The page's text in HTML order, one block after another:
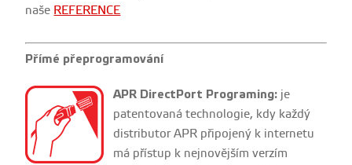
naše REFERENCE
Přímé přeprogramování
APR DirectPort Programing: je
patentovaná technologie, kdy každý
distributor APR připojený k internetu
má přístup k nejnovějším verzím